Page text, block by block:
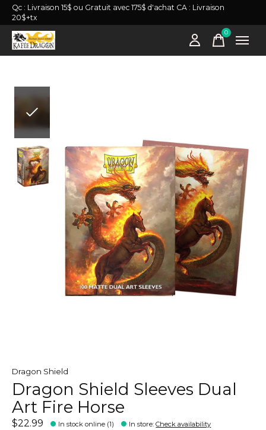
Qc : Livraison 15$ ou Gratuit avec 175$ d'achat CA : Livraison
20$+tx
0items
Dragon Shield
Dragon Shield Sleeves Dual
Art Fire Horse
$22.99 In stock online (1) In store:Check availability